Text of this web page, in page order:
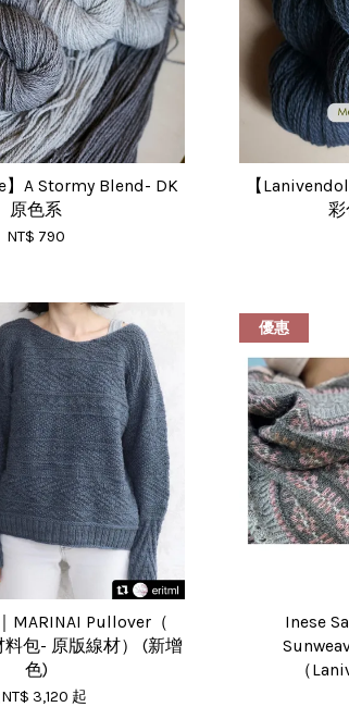
】A Stormy Blend- DK
原色系
NT$ 790
【
彩
MARINAI Pullover（
包- 原版線材） (新增
色)
NT$ 3,120 起
優惠
Inese
（